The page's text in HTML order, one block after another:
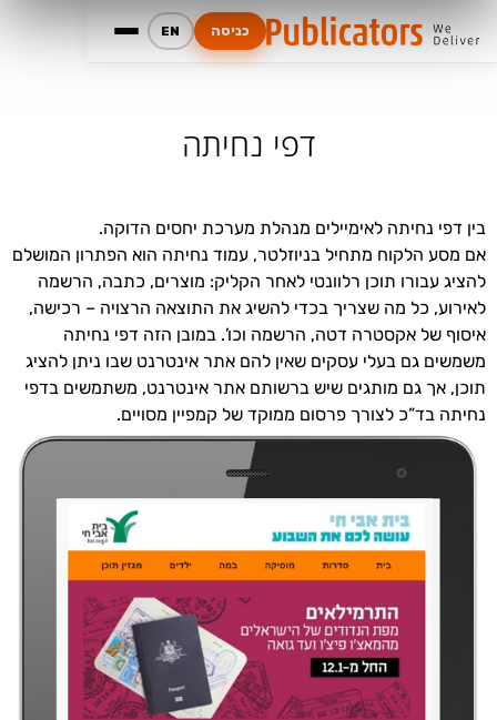
כניסה EN
דפי נחיתה
בין דפי נחיתה לאימיילים מנהלת מערכת יחסים הדוקה.
אם מסע הלקוח מתחיל בניוזלטר, עמוד נחיתה הוא הפתרון המושלם
להציג עבורו תוכן רלוונטי לאחר הקליק: מוצרים, כתבה, הרשמה
לאירוע, כל מה שצריך בכדי להשיג את התוצאה הרצויה – רכישה,
איסוף של אקסטרה דטה, הרשמה וכו’. במובן הזה דפי נחיתה
משמשים גם בעלי עסקים שאין להם אתר אינטרנט שבו ניתן להציג
תוכן, אך גם מותגים שיש ברשותם אתר אינטרנט, משתמשים בדפי
נחיתה בד”כ לצורך פרסום ממוקד של קמפיין מסויים.